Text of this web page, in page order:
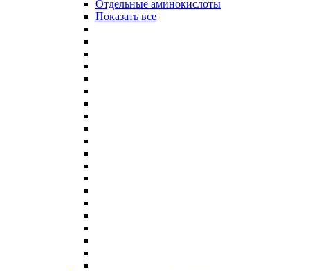
Отдельные аминокислоты
Показать все